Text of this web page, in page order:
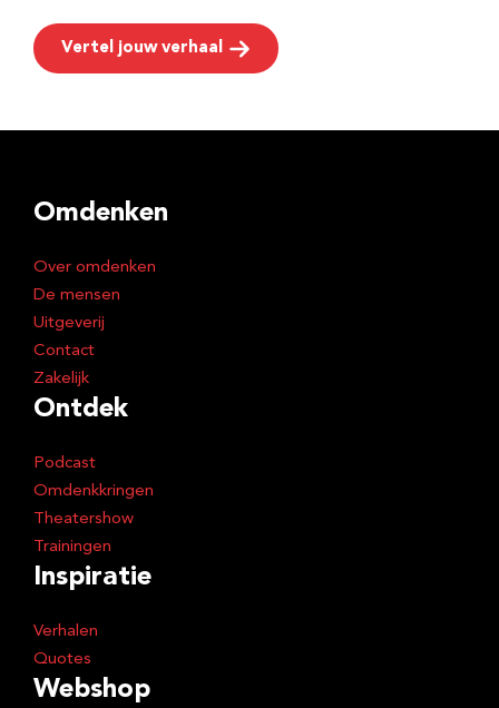
Vertel jouw verhaal
Omdenken
Over omdenken
De mensen
Uitgeverij
Contact
Zakelijk
Ontdek
Podcast
Omdenkkringen
Theatershow
Trainingen
Inspiratie
Verhalen
Quotes
Webshop